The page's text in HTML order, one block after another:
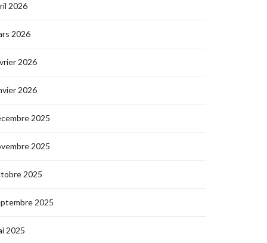
2026
2026
2026
2026
2025
2025
2025
2025
2025